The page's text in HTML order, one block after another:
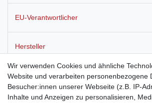
EU-Verantwortlicher
Hersteller
Räucherstäbchen Golden Nag,15 g
Wir verwenden Cookies und ähnliche
Website und verarbeiten personenbezogene
Besucher:innen unserer Webseite (z.B. IP-
Inhalte und Anzeigen zu personalisieren,